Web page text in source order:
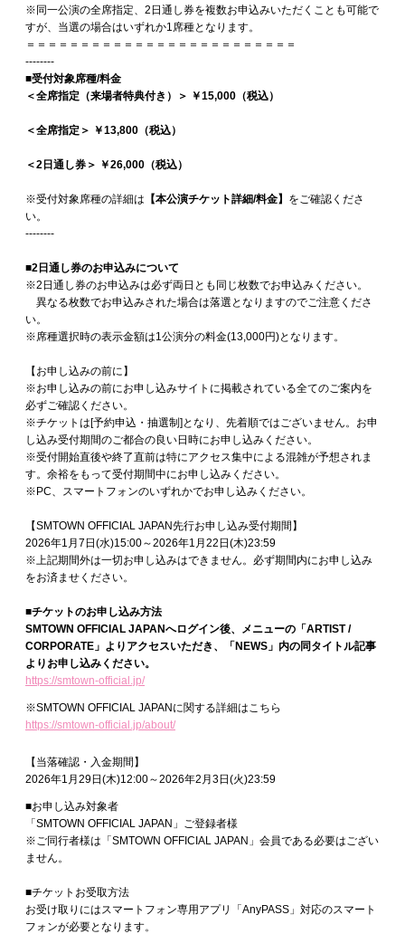
※同一公演の全席指定、2日通し券を複数お申込みいただくことも可能で
すが、当選の場合はいずれか1席種となります。
＝＝＝＝＝＝＝＝＝＝＝＝＝＝＝＝＝＝＝＝＝＝＝＝＝
--------
■受付対象席種/料金
＜全席指定（来場者特典付き）＞ ￥15,000（税込）
＜全席指定＞ ￥13,800（税込）
＜2日通し券＞ ￥26,000（税込）
※受付対象席種の詳細は 【本公演チケット詳細/料金】 をご確認くださ
い。
--------
■2日通し券のお申込みについて
※2日通し券のお申込みは必ず両日とも同じ枚数でお申込みください。
異なる枚数でお申込みされた場合は落選となりますのでご注意くださ
い。
※席種選択時の表示金額は1公演分の料金(13,000円)となります。
【お申し込みの前に】
※お申し込みの前にお申し込みサイトに掲載されている全てのご案内を
必ずご確認ください。
※チケットは[予約申込・抽選制]となり、先着順ではございません。お申
し込み受付期間のご都合の良い日時にお申し込みください。
※受付開始直後や終了直前は特にアクセス集中による混雑が予想されま
す。余裕をもって受付期間中にお申し込みください。
※PC、スマートフォンのいずれかでお申し込みください。
【SMTOWN OFFICIAL JAPAN先行お申し込み受付期間】
2026年1月7日(水)15:00～2026年1月22日(木)23:59
※上記期間外は一切お申し込みはできません。必ず期間内にお申し込み
をお済ませください。
■チケットのお申し込み方法
SMTOWN OFFICIAL JAPANへログイン後、メニューの「ARTIST /
CORPORATE」よりアクセスいただき、「NEWS」内の同タイトル記事
よりお申し込みください。
https://smtown-official.jp/
※SMTOWN OFFICIAL JAPANに関する詳細はこちら
https://smtown-official.jp/about/
【当落確認・入金期間】
2026年1月29日(木)12:00～2026年2月3日(火)23:59
■お申し込み対象者
「SMTOWN OFFICIAL JAPAN」ご登録者様
※ご同行者様は「SMTOWN OFFICIAL JAPAN」会員である必要はござい
ません。
■チケットお受取方法
お受け取りにはスマートフォン専用アプリ「AnyPASS」対応のスマート
フォンが必要となります。